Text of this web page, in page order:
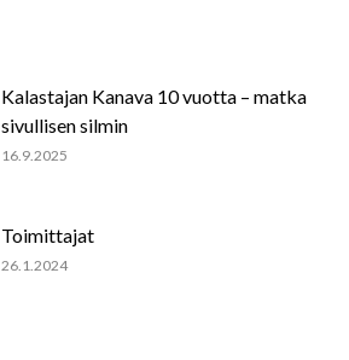
Kalastajan Kanava 10 vuotta – matka
sivullisen silmin
16.9.2025
Toimittajat
26.1.2024